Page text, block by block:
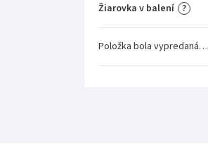
?
Žiarovka v balení
Položka bola vypredaná…